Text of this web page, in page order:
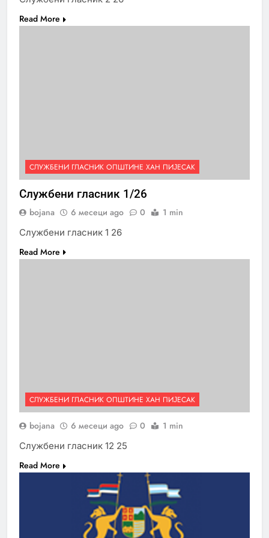
Read More
СЛУЖБЕНИ ГЛАСНИК ОПШТИНЕ ХАН ПИЈЕСАК
Службени гласник 1/26
bojana 6 месеци ago 0 1 min
Службени гласник 1 26
Read More
СЛУЖБЕНИ ГЛАСНИК ОПШТИНЕ ХАН ПИЈЕСАК
bojana 6 месеци ago 0 1 min
Службени гласник 12 25
Read More